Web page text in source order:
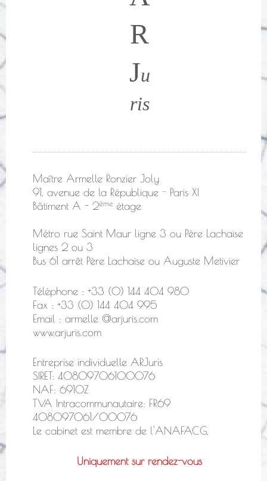
R
Ju
ris
Maître Armelle Ronzier Joly
91, avenue de la République - Paris XI
Bâtiment A - 2ème étage
Métro rue Saint Maur ligne 3 ou Père Lachaise
lignes 2 ou 3
Bus 61 arrêt Père Lachaise ou Auguste Metivier
Téléphone : +33 (0) 144 404 980
Fax : +33 (0) 144 404 995
Email : armelle @arjuris.com
www.arjuris.com
Entreprise individuelle ARJuris
SIRET: 40809706100076
NAF: 6910Z
TVA Intracommunautaire: FR69
408097061/00076
Le cabinet est membre de l'ANAFACG,
Uniquement sur rendez-vous